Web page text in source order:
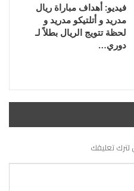
فيديو: أهداف مباراة ريال
مدريد و أتلتيكو مدريد و
لحظة تتويج الريال بطلاً لـ
دوري…
لترك تعليقك